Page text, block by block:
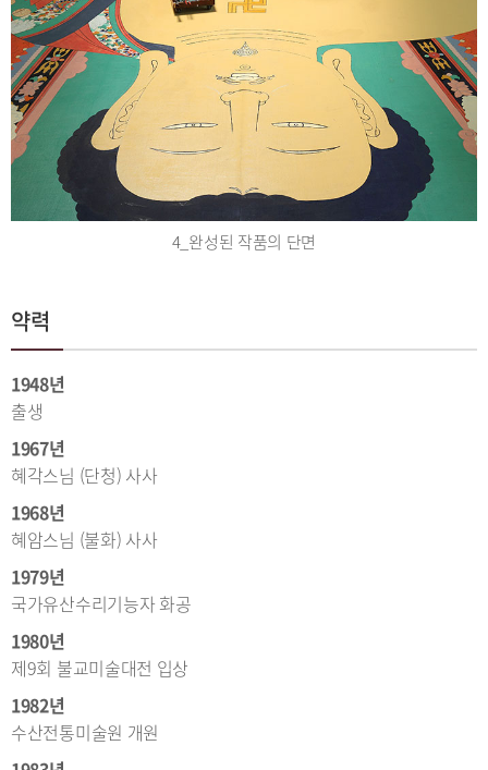
4_완성된 작품의 단면
약력
1948년
출생
1967년
혜각스님 (단청) 사사
1968년
혜암스님 (불화) 사사
1979년
국가유산수리기능자 화공
1980년
제9회 불교미술대전 입상
1982년
수산전통미술원 개원